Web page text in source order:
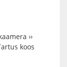
››
koos